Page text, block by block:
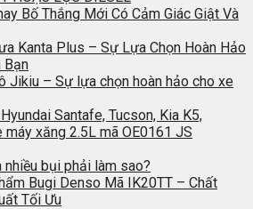
Bố Thắng Mới Có Cảm Giác Giật Và
Kanta Plus – Sự Lựa Chọn Hoàn Hảo
Bạn
Jikiu – Sự lựa chọn hoàn hảo cho xe
Santafe, Tucson, Kia K5,
máy xăng 2.5L mã OE0161 JS
nhiều bụi phải làm sao?
Bugi Denso Mã IK20TT – Chất
Tối Ưu